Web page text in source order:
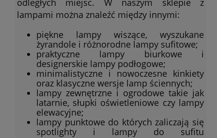
lampami można znaleźć między innymi:
piękne lampy wiszące, wyszukane
żyrandole i różnorodne lampy sufitowe;
praktyczne lampy biurkowe i
designerskie lampy podłogowe;
minimalistyczne i nowoczesne kinkiety
oraz klasyczne wersje lamp ściennych;
lampy zewnętrzne i ogrodowe takie jak
latarnie, słupki oświetleniowe czy lampy
elewacyjne;
lampy punktowe do których zaliczają się
spotlighty i lampy do sufitu